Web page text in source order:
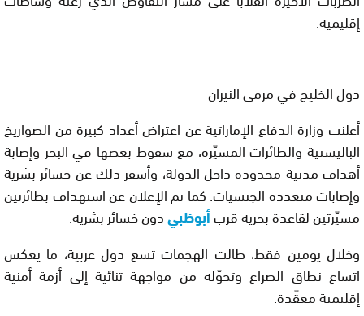
إقليمية.
دول الخليج في مرمى النيران
أعلنت وزارة الدفاع الإماراتية عن اعتراض أعداد كبيرة من الصواريخ
الباليستية والطائرات المسيّرة، مع سقوط بعضها في البحر وإصابة
أهداف مدنية محدودة داخل الدولة، وأسفر ذلك عن خسائر بشرية
وإصابات متعددة الجنسيات. كما تم الإعلان عن استهداف بطائرتين
مسيّرتين لقاعدة بحرية قربأبوظبيدون خسائر بشرية.
وخلال يومين فقط، طالت الهجمات تسع دول عربية، ما يعكس
اتساع نطاق الصراع وتحوّله من مواجهة ثنائية إلى أزمة أمنية
إقليمية معقّدة.